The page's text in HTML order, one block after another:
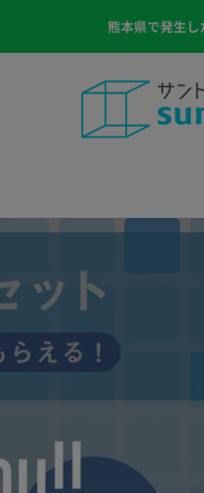
熊本県で発生
サントリー食